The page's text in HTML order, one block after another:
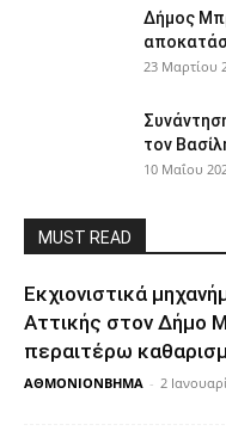
Δήμος
23 Μαρτίου
τον
10 Μαΐου
MUST READ
Εκχιονιστικά
Αττικής στον Δήμο
περαιτέρω
ΑΘΜΟΝΙΟΝΒΗΜΑ - 2